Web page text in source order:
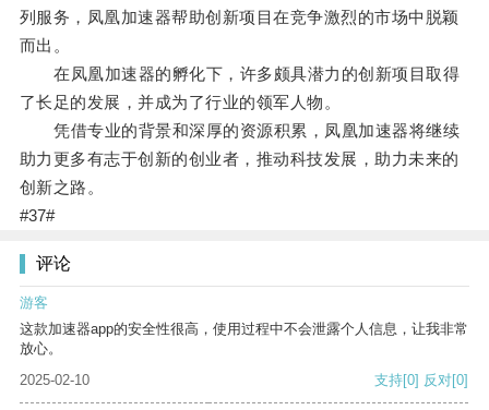
列服务，凤凰加速器帮助创新项目在竞争激烈的市场中脱颖
而出。
在凤凰加速器的孵化下，许多颇具潜力的创新项目取得
了长足的发展，并成为了行业的领军人物。
凭借专业的背景和深厚的资源积累，凤凰加速器将继续
助力更多有志于创新的创业者，推动科技发展，助力未来的
创新之路。
#37#
评论
游客
这款加速器app的安全性很高，使用过程中不会泄露个人信息，让我非常
放心。
2025-02-10
支持[0] 反对[0]